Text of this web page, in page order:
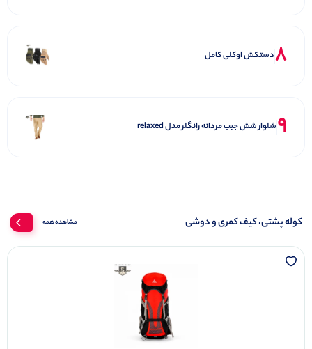
8دستکش اوکلی کامل
9شلوار شش جیب مردانه رانگلر مدل relaxed
کوله پشتی، کیف کمری و دوشی مشاهده همه